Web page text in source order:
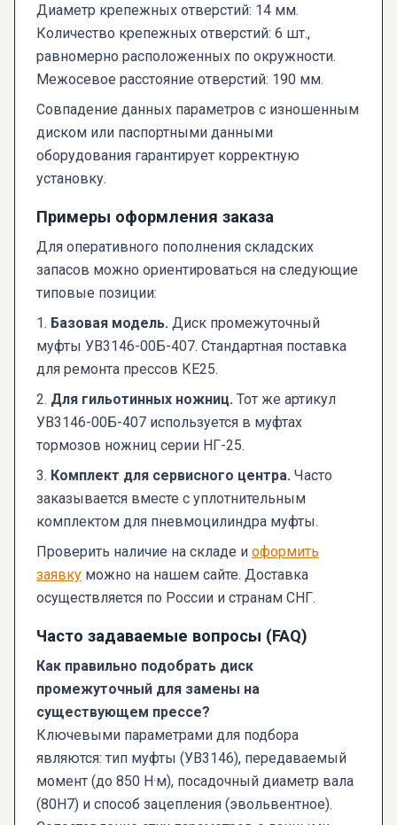
Диаметр крепежных отверстий: 14 мм.
Количество крепежных отверстий: 6 шт.,
равномерно расположенных по окружности.
Межосевое расстояние отверстий: 190 мм.
Совпадение данных параметров с изношенным
диском или паспортными данными
оборудования гарантирует корректную
установку.
Примеры оформления заказа
Для оперативного пополнения складских
запасов можно ориентироваться на следующие
типовые позиции:
1. Базовая модель. Диск промежуточный
муфты УВ3146-00Б-407. Стандартная поставка
для ремонта прессов КЕ25.
2. Для гильотинных ножниц. Тот же артикул
УВ3146-00Б-407 используется в муфтах
тормозов ножниц серии НГ-25.
3. Комплект для сервисного центра. Часто
заказывается вместе с уплотнительным
комплектом для пневмоцилиндра муфты.
Проверить наличие на складе и оформить
заявку можно на нашем сайте. Доставка
осуществляется по России и странам СНГ.
Часто задаваемые вопросы (FAQ)
Как правильно подобрать диск
промежуточный для замены на
существующем прессе?
Ключевыми параметрами для подбора
являются: тип муфты (УВ3146), передаваемый
момент (до 850 Н·м), посадочный диаметр вала
(80H7) и способ зацепления (эвольвентное).